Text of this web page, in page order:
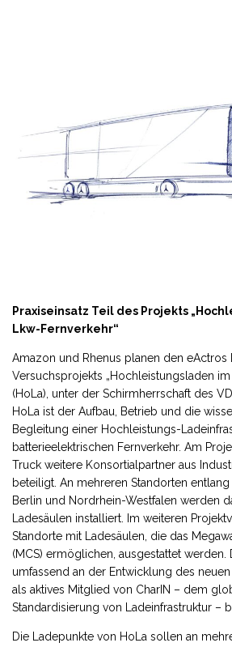
Praxiseinsatz Teil des Projekts
Lkw-Fernverkehr“
Amazon und Rhenus planen den eActros
Versuchsprojekts „Hochleistungsladen
(HoLa), unter der Schirmherrschaft des
HoLa ist der Aufbau, Betrieb und die
Begleitung einer Hochleistungs-
batterieelektrischen Fernverkehr. Am
Truck weitere Konsortialpartner aus
beteiligt. An mehreren Standorten
Berlin und Nordrhein-Westfalen werden
Ladesäulen installiert. Im weiteren
Standorte mit Ladesäulen, die das
(MCS) ermöglichen, ausgestattet werden.
umfassend an der Entwicklung des
als aktives Mitglied von CharIN – dem
Standardisierung von Ladeinfrastruktur –
Die Ladepunkte von HoLa sollen an